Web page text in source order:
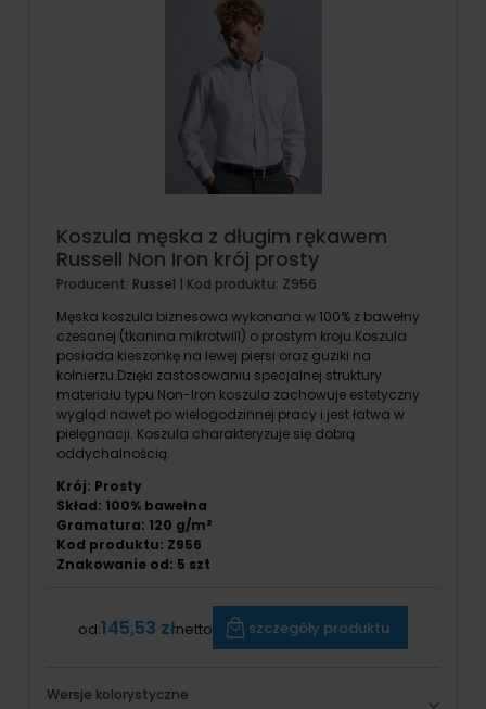
Koszula męska z długim rękawem
Russell Non Iron krój prosty
Producent: Russel | Kod produktu: Z956
Męska koszula biznesowa wykonana w 100% z bawełny
czesanej (tkanina mikrotwill) o prostym kroju.Koszula
posiada kieszonkę na lewej piersi oraz guziki na
kołnierzu.Dzięki zastosowaniu specjalnej struktury
materiału typu Non-Iron koszula zachowuje estetyczny
wygląd nawet po wielogodzinnej pracy i jest łatwa w
pielęgnacji. Koszula charakteryzuje się dobrą
oddychalnością.
Krój: Prosty
Skład: 100% bawełna
Gramatura: 120 g/m²
Kod produktu: Z956
Znakowanie od: 5 szt
od:145,53 złnetto szczegóły produktu
Wersje kolorystyczne